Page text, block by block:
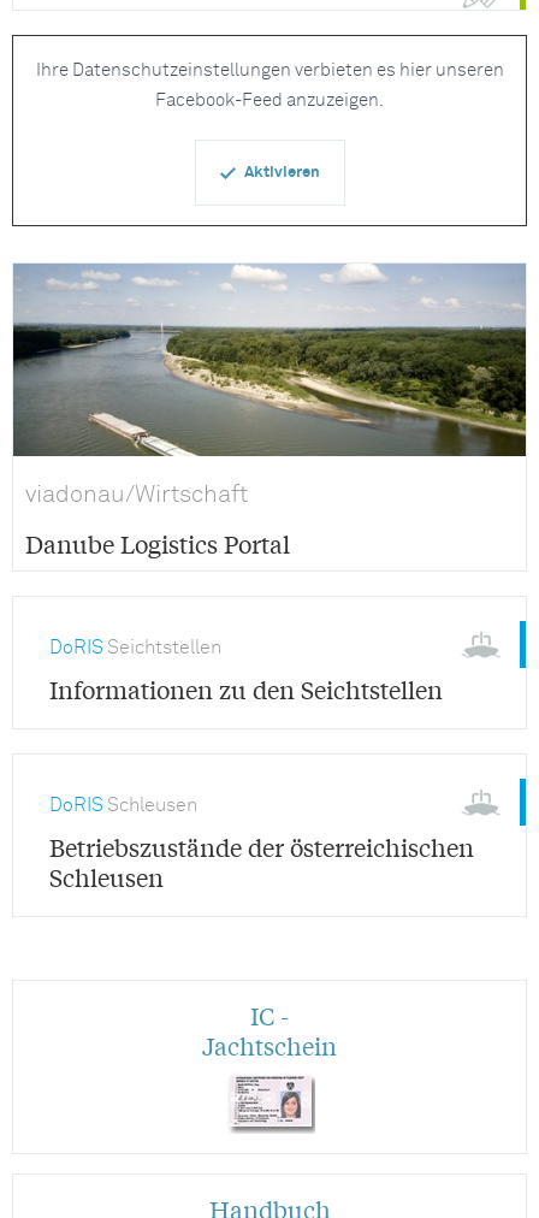
Ihre Datenschutzeinstellungen verbieten es hier unseren
Facebook-Feed anzuzeigen.
Aktivieren
viadonau/Wirtschaft
Danube Logistics Portal
DoRIS Seichtstellen
Informationen zu den Seichtstellen
DoRIS Schleusen
Betriebszustände der österreichischen
Schleusen
IC -
Jachtschein
Handbuch